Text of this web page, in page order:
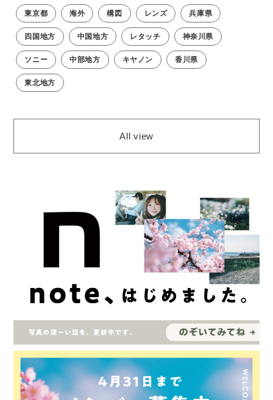
東京都 海外 構図 レンズ 兵庫県
四国地方 中国地方 レタッチ 神奈川県
ソニー 中部地方 キヤノン 香川県
東北地方
All view